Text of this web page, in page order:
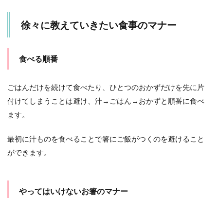
徐々に教えていきたい食事のマナー
食べる順番
ごはんだけを続けて食べたり、ひとつのおかずだけを先に片
付けてしまうことは避け、汁→ごはん→おかずと順番に食べ
ます。
最初に汁ものを食べることで箸にご飯がつくのを避けること
ができます。
やってはいけないお箸のマナー